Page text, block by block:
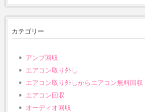
カテゴリー
アンプ回収
エアコン取り外し
エアコン取り外しからエアコン無料回収
エアコン回収
オーディオ回収